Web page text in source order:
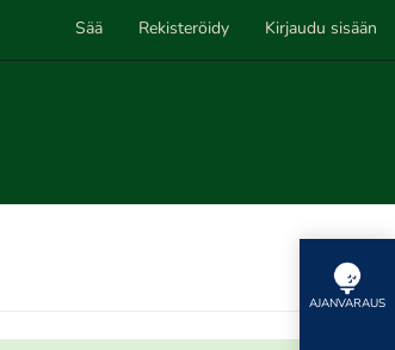
Sää Rekisteröidy Kirjaudu sisään
AJANVARAUS